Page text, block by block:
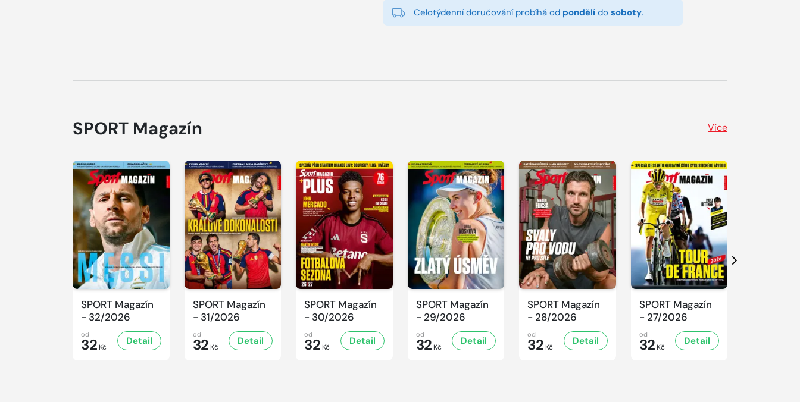
Celotýdenní doručování probíhá od pondělído soboty.
SPORT Magazín Více
SPORT Magazín
- 32/2026
od
32 Kč
Detail
SPORT Magazín
- 31/2026
od
32 Kč
Detail
SPORT Magazín
- 30/2026
od
32 Kč
Detail
SPORT Magazín
- 29/2026
od
32 Kč
Detail
SPORT Magazín
- 28/2026
od
32 Kč
Detail
SPORT Magazín
- 27/2026
od
32 Kč
Detail
Další